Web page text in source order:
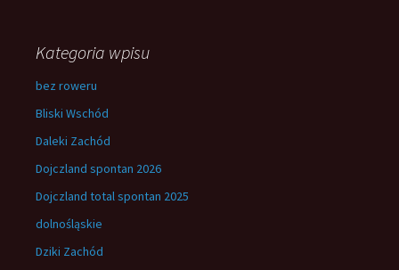
Kategoria wpisu
bez roweru
Bliski Wschód
Daleki Zachód
Dojczland spontan 2026
Dojczland total spontan 2025
dolnośląskie
Dziki Zachód